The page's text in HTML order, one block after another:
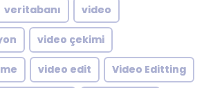
veritabanı video
video çekimi
video edit Video Editting